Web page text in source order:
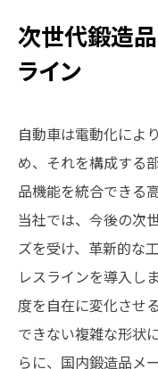
次世代鍛造
ライン
自動車は電動化によ
め、それを構成する
品機能を統合できる
当社では、今後の次
ズを受け、革新的な
レスラインを導入し
度を自在に変化させ
できない複雑な形状
らに、国内鍛造品メ